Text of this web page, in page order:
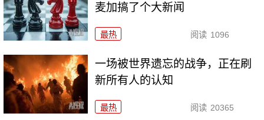
麦加搞了个大新闻
最热 阅读 1096
一场被世界遗忘的战争，正在刷
新所有人的认知
最热 阅读 20365